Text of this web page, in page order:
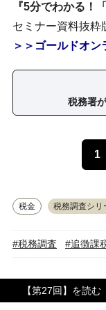
『5分でわかる！
セミナー資料抜粋
＞＞ゴールドオ
税務署
1
税金 税務調査シリ
#税務調査 #追徴課
【第27回】を読む